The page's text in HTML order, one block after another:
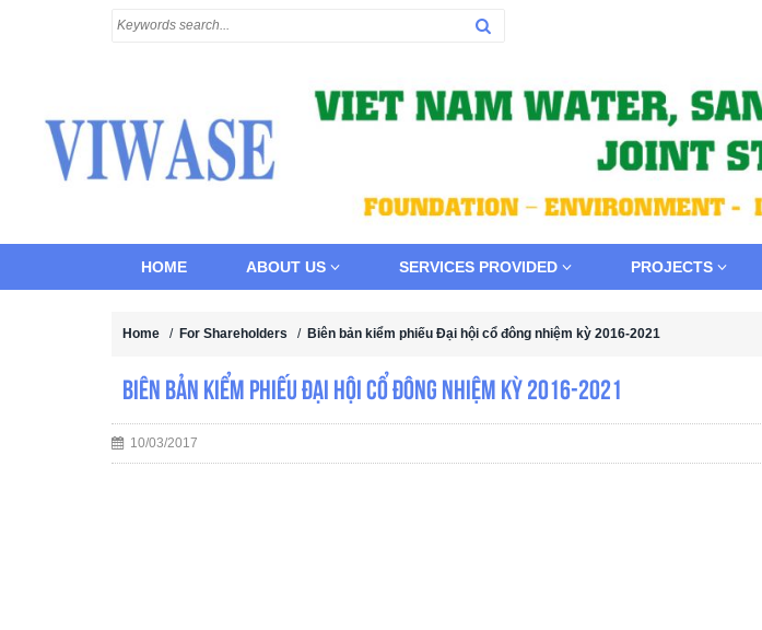
HOME ABOUT US SERVICES PROVIDED PROJECTS
Home / For Shareholders / Biên bản kiểm phiếu Đại hội cổ đông nhiệm kỳ 2016-2021
Biên bản kiểm phiếu Đại hội cổ đông nhiệm kỳ 2016-2021
10/03/2017